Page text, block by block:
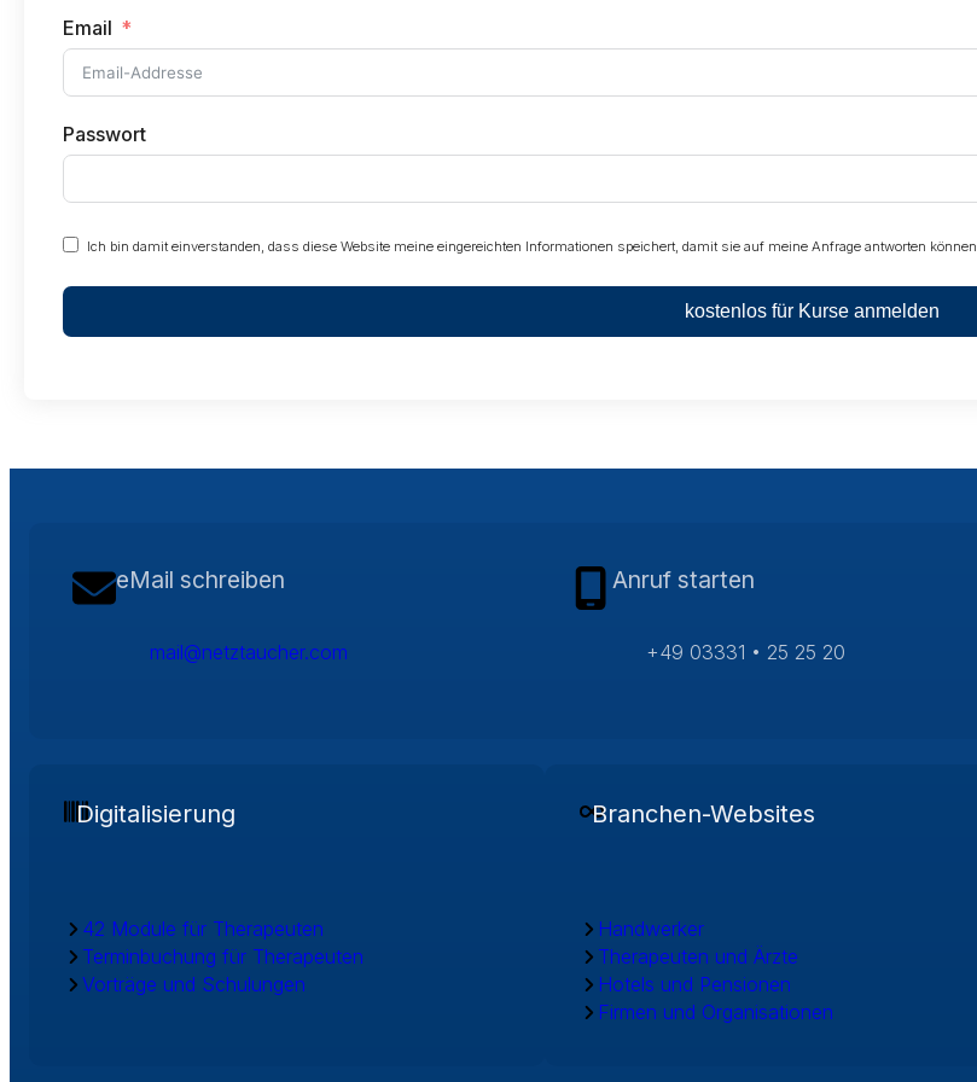
Email
Passwort
Ich bin damit einverstanden, dass diese Website meine eingereichten Informationen speichert, damit sie auf meine Anfrage antworten können
kostenlos für Kurse anmelden
eMail schreiben
mail@netztaucher.com
Anruf starten
+49 03331 • 25 25 20
Digitalisierung
42 Module für Therapeuten
Terminbuchung für Therapeuten
Vorträge und Schulungen
Branchen-Websites
Handwerker
Therapeuten und Ärzte
Hotels und Pensionen
Firmen und Organisationen